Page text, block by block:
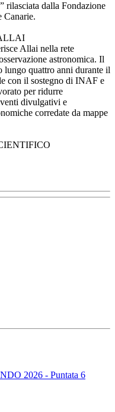
rilasciata dalla Fondazione
Canarie.
Allai nella rete
astronomica. Il
lungo quattro anni durante il
con il sostegno di INAF e
per ridurre
divulgativi e
corredate da mappe
2026 - Puntata 6